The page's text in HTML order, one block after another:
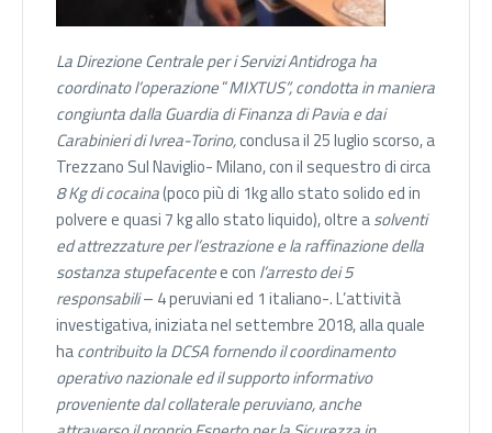
LaDirezione Centrale per i Servizi Antidroga ha
coordinatol’operazione“MIXTUS”,condotta in maniera
congiunta dalla Guardia di Finanza di Pavia e dai
Carabinieri di Ivrea-Torino,conclusa il 25 luglio scorso, a
Trezzano Sul Naviglio- Milano, con il sequestro di circa
8 Kg di cocaina(poco più di 1kg allo stato solido ed in
polvere e quasi 7 kg allo stato liquido), oltre asolventi
ed attrezzature per l’estrazione e la raffinazione della
sostanza stupefacentee con l’arresto dei 5
responsabili– 4 peruviani ed 1 italiano-. L’attività
investigativa, iniziata nel settembre 2018, alla quale
hacontribuito la DCSA fornendo il coordinamento
operativo nazionale ed il supporto informativo
proveniente dal collaterale peruviano, anche